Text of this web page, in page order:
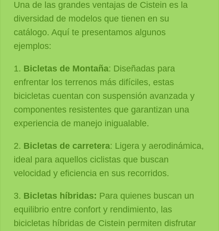
Una de las grandes ventajas de Cistein es la
diversidad de modelos que tienen en su
catálogo. Aquí te presentamos algunos
ejemplos:
1. Bicletas de Montaña: Diseñadas para
enfrentar los terrenos más difíciles, estas
bicicletas cuentan con suspensión avanzada y
componentes resistentes que garantizan una
experiencia de manejo inigualable.
2. Bicletas de carretera: Ligera y aerodinámica,
ideal para aquellos ciclistas que buscan
velocidad y eficiencia en sus recorridos.
3. Bicletas híbridas: Para quienes buscan un
equilibrio entre confort y rendimiento, las
bicicletas híbridas de Cistein permiten disfrutar